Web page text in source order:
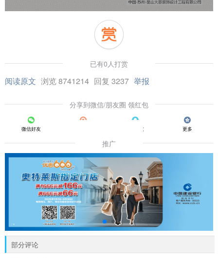
已有0人打赏
阅读原文 浏览 8741214 回复 3237 举报
分享到微信/朋友圈 领红包
微信好友 QQ好友 更多
推广
部分评论